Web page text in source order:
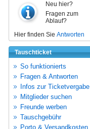
Neu hier?
Fragen zum
Ablauf?
Hier finden Sie Antworten
Tauschticket
So funktionierts
Fragen & Antworten
Infos zur Ticketvergabe
Mitglieder suchen
Freunde werben
Tauschgebühr
Porto & Versandkosten